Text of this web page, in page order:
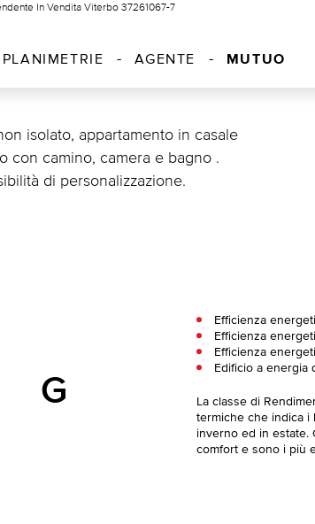
In Vendita Viterbo 37261067-7
PLANIMETRIE AGENTE MUTUO
isolato, appartamento in casale
con camino, camera e bagno .
di personalizzazione.
G
Efficienza
Efficienza
Efficienza
Edificio a energia
La classe di
termiche che indica i
inverno ed in estate.
comfort e sono i più